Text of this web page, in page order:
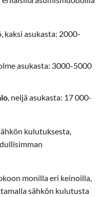
kaksi asukasta: 2000-
asukasta: 3000-5000
, neljä asukasta: 17 000-
kulutuksesta,
monilla eri keinoilla,
sähkön kulutusta